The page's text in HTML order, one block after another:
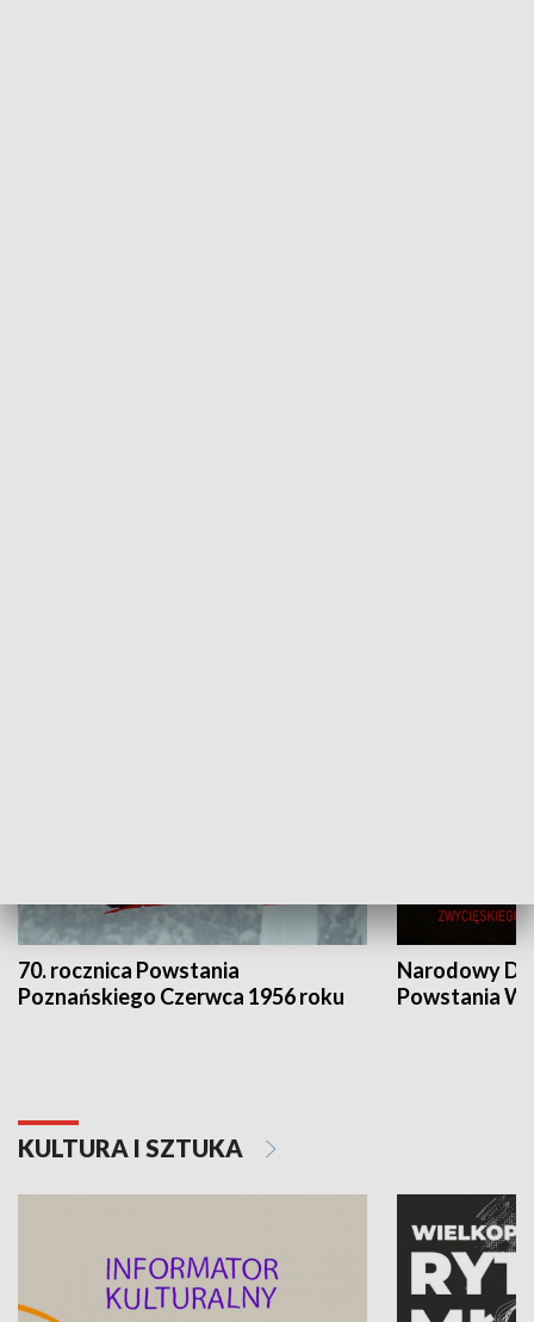
70. rocznica Powstania
Poznańskiego Czerwca 1956 roku
Narodowy
Powstania
KULTURA I SZTUKA